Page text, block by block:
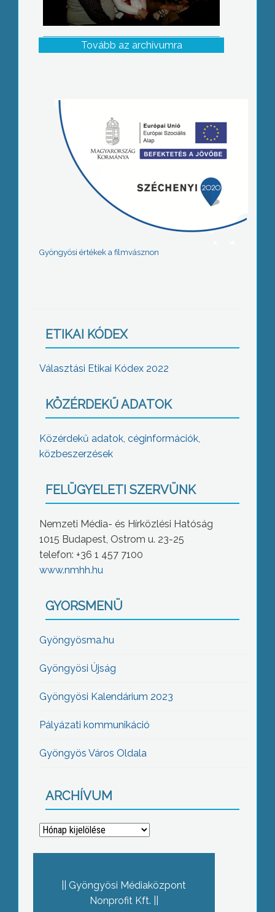
Tovább az archívumra
Gyöngyösi értékek a filmvásznon
ETIKAI KÓDEX
Választási Etikai Kódex 2022
KÖZÉRDEKŰ ADATOK
Közérdekű adatok, céginformációk,
közbeszerzések
FELÜGYELETI SZERVÜNK
Nemzeti Média- és Hírközlési Hatóság
1015 Budapest, Ostrom u. 23-25
telefon: +36 1 457 7100
www.nmhh.hu
GYORSMENÜ
Gyöngyösma.hu
Gyöngyösi Újság
Gyöngyösi Kalendárium 2023
Pályázati kommunikáció
Gyöngyös Város Oldala
ARCHÍVUM
Archívum
Gyöngyösi Médiaközpont
Nonprofit Kft.